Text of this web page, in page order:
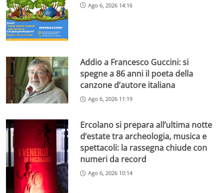
Ago 6, 2026 14:16
Addio a Francesco Guccini: si
spegne a 86 anni il poeta della
canzone d’autore italiana
Ago 6, 2026 11:19
Ercolano si prepara all’ultima notte
d’estate tra archeologia, musica e
spettacoli: la rassegna chiude con
numeri da record
Ago 6, 2026 10:14